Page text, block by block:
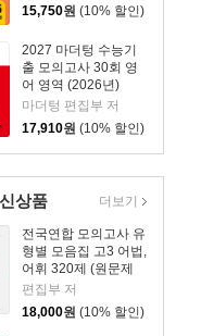
15,750원 (10% 할인)
2027 마더텅 수능기
출 모의고사 30회 영
어 영역 (2026년)
마더텅 편집부 저
17,910원 (10% 할인)
상품
전국연합 모의고사 유
형별 모음집 고3 어법,
어휘 320제 (원문제
160 + 지문변형 변형
문제 160)
편집부 저
18,000원 (10% 할인)
더보기